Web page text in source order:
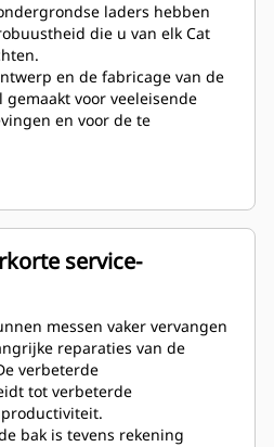
laders hebben
die u van elk Cat
en de fabricage van de
gemaakt voor veeleisende
en voor de te
en verhogen de stijfheid van
bij het vervangen van
is een hoogwaardiger
service-
messen vaker vervangen
reparaties van de
verbeterde
tot verbeterde
bak is tevens rekening